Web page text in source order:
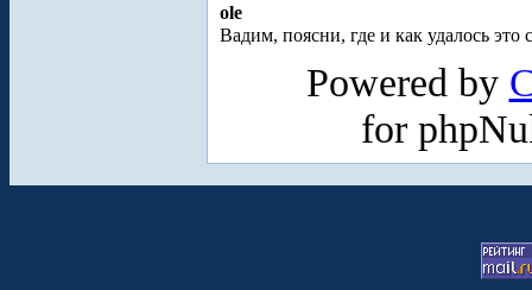
ole
Вадим, поясни, где и как удалось
Powered by
for